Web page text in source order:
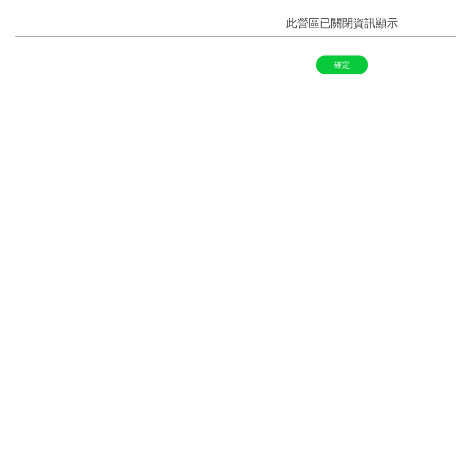
此營區已關閉資訊顯示
確定